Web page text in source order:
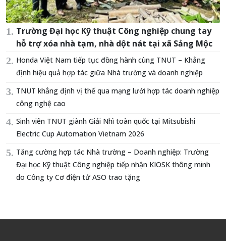
Trường Đại học Kỹ thuật Công nghiệp chung tay
hỗ trợ xóa nhà tạm, nhà dột nát tại xã Sảng Mộc
Honda Việt Nam tiếp tục đồng hành cùng TNUT – Khẳng
định hiệu quả hợp tác giữa Nhà trường và doanh nghiệp
TNUT khẳng định vị thế qua mạng lưới hợp tác doanh nghiệp
công nghệ cao
Sinh viên TNUT giành Giải Nhì toàn quốc tại Mitsubishi
Electric Cup Automation Vietnam 2026
Tăng cường hợp tác Nhà trường – Doanh nghiệp: Trường
Đại học Kỹ thuật Công nghiệp tiếp nhận KIOSK thông minh
do Công ty Cơ điện tử ASO trao tặng